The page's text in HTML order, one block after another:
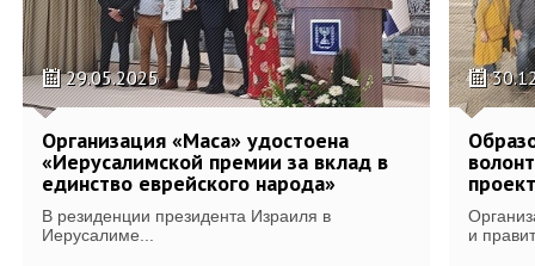
29.05.2025
Организация «Маса» удостоена
«Иерусалимской премии за вклад в
единство еврейского народа»
В резиденции президента Израиля в
Иерусалиме...
и